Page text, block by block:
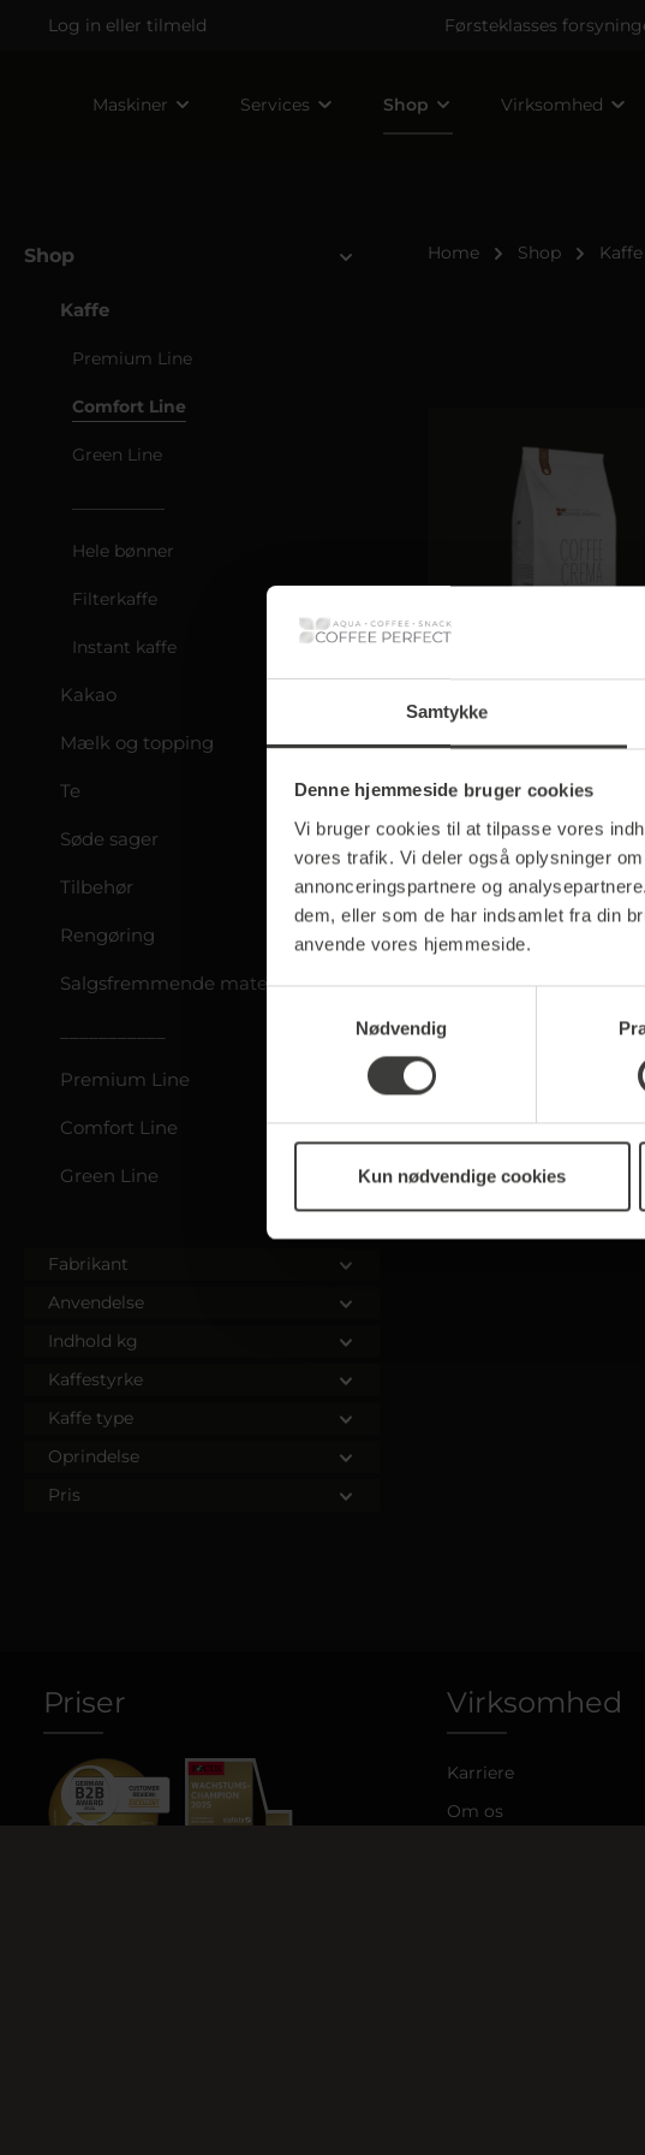
Samtykke
Denne hjemmeside bruger cookies
Vi bruger cookies til at tilpasse vores
vores trafik. Vi deler også oplysninger
annonceringspartnere og
dem, eller som de har indsamlet fra din
anvende vores hjemmeside.
Nødvendig
Kun nødvendige cookies
Log in eller tilmeld Førsteklasses
Maskiner Services Shop Virksomhed
Shop
Kaffe
Premium Line
Comfort Line
Green Line
Hele bønner
Filterkaffe
Instant kaffe
Kakao
Mælk og topping
Te
Søde sager
Tilbehør
Rengøring
Salgsfremmende materiale
Premium Line
Comfort Line
Green Line
Fabrikant
Anvendelse
Indhold kg
Kaffestyrke
Kaffe type
Oprindelse
Pris
Home Shop Kaffe
Styrke ●●●○○
127,00 kr.*
Priser Virksomhed
Karriere
Om os